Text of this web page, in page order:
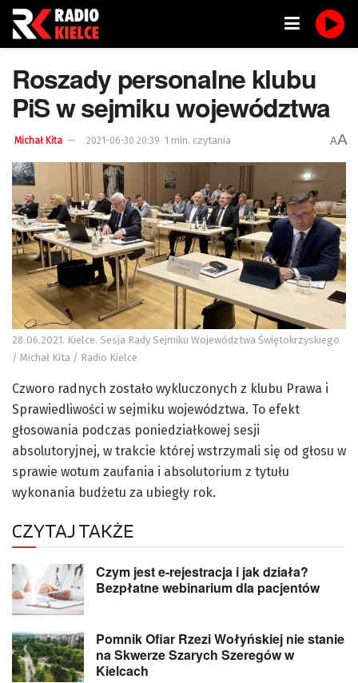
Roszady personalne klubu
PiS w sejmiku województwa
Michał Kita 2021-06-30 20:39 1 min. czytania AA
28.06.2021. Kielce. Sesja Rady Sejmiku Województwa Świętokrzyskiego
/ Michał Kita / Radio Kielce
Czworo radnych zostało wykluczonych z klubu Prawa i
Sprawiedliwości w sejmiku województwa. To efekt
głosowania podczas poniedziałkowej sesji
absolutoryjnej, w trakcie której wstrzymali się od głosu w
sprawie wotum zaufania i absolutorium z tytułu
wykonania budżetu za ubiegły rok.
CZYTAJ TAKŻE
Czym jest e-rejestracja i jak działa?
Bezpłatne webinarium dla pacjentów
Pomnik Ofiar Rzezi Wołyńskiej nie stanie
na Skwerze Szarych Szeregów w
Kielcach